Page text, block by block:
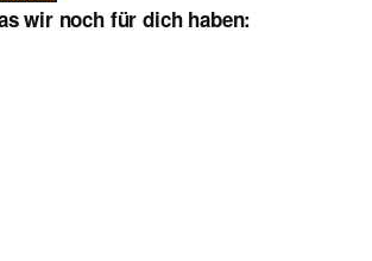
wir noch für dich haben: